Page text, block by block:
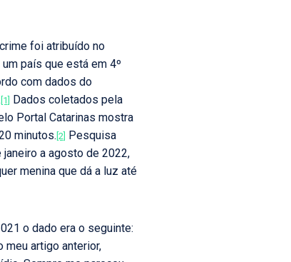
foi atribuído no
país que está em 4º
com dados do
[1]
Dados coletados pela
Portal Catarinas mostra
minutos. [2] Pesquisa
a agosto de 2022,
menina que dá a luz até
o dado era o seguinte:
meu artigo anterior,